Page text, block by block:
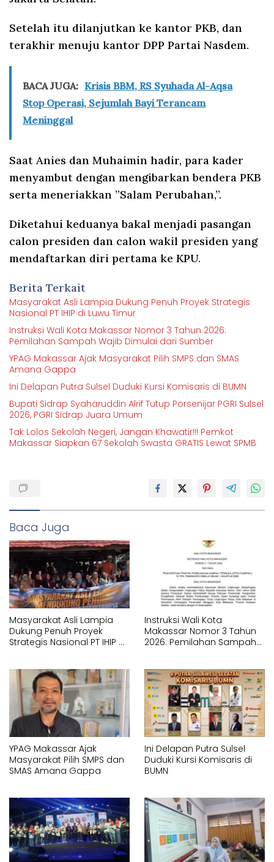
Setelah itu dilanjutkan ke kantor PKB, dan
terakhir menuju kantor DPP Partai Nasdem.
BACA JUGA: Krisis BBM, RS Syuhada Al-Aqsa
Stop Operasi, Sejumlah Bayi Terancam
Meninggal
Saat Anies dan Muhaimin hadir, para kader
menyambut dengan mengibarkan bendera PKB
serta meneriakkan ”Salam Perubahan,”.
Diketahui keduanya bakal menjadi pasangan
calon presiden dan calon wakil presiden yang
mendaftarkan diri pertama ke KPU.
Berita Terkait
Masyarakat Asli Lampia Dukung Penuh Proyek Strategis
Nasional PT IHIP di Luwu Timur
Instruksi Wali Kota Makassar Nomor 3 Tahun 2026:
Pemilahan Sampah Wajib Dimulai dari Sumber
YPAG Makassar Ajak Masyarakat Pilih SMPS dan SMAS
Amana Gappa
Ini Delapan Putra Sulsel Duduki Kursi Komisaris di BUMN
Bupati Sidrap Syaharuddin Alrif Tutup Porsenijar PGRI Sulsel
2026, PGRI Sidrap Juara Umum
Tak Lolos Sekolah Negeri, Jangan Khawatir!!! Pemkot
Makassar Siapkan 67 Sekolah Swasta GRATIS Lewat SPMB
Baca Juga
Masyarakat Asli Lampia
Dukung Penuh Proyek
Strategis Nasional PT IHIP di
Instruksi Wali Kota
Makassar Nomor 3 Tahun
2026: Pemilahan Sampah
YPAG Makassar Ajak
Masyarakat Pilih SMPS dan
SMAS Amana Gappa
Ini Delapan Putra Sulsel
Duduki Kursi Komisaris di
BUMN